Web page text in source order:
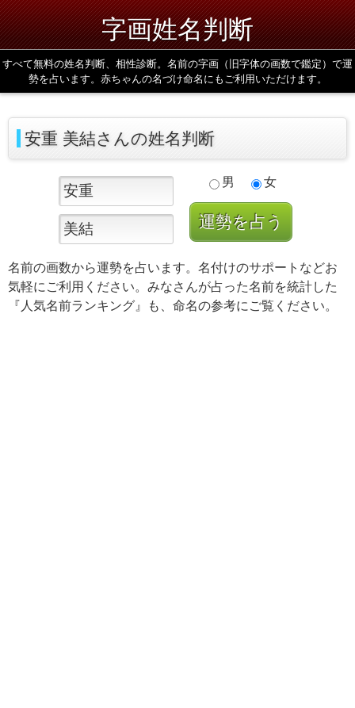
字画姓名判断
すべて無料の姓名判断、相性診断。名前の字画（旧字体の画数で鑑定）で運
勢を占います。赤ちゃんの名づけ命名にもご利用いただけます。
安重 美結さんの姓名判断
男 女
名前の画数から運勢を占います。名付けのサポートなどお
気軽にご利用ください。みなさんが占った名前を統計した
『人気名前ランキング』も、命名の参考にご覧ください。